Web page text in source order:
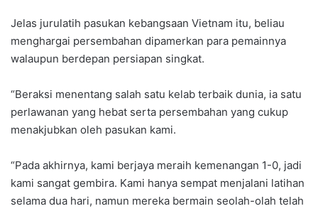
Jelas jurulatih pasukan kebangsaan Vietnam itu, beliau
menghargai persembahan dipamerkan para pemainnya
walaupun berdepan persiapan singkat.
“Beraksi menentang salah satu kelab terbaik dunia, ia satu
perlawanan yang hebat serta persembahan yang cukup
menakjubkan oleh pasukan kami.
“Pada akhirnya, kami berjaya meraih kemenangan 1-0, jadi
kami sangat gembira. Kami hanya sempat menjalani latihan
selama dua hari, namun mereka bermain seolah-olah telah